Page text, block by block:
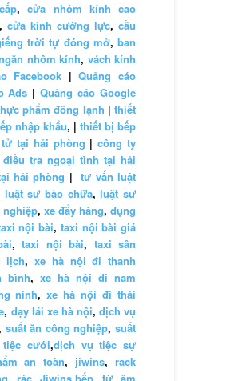
,cửa nhôm kính cao
, cửa kính cường lực, cầu
trời tự đóng mở,ban
nhôm kính, vách kính
Facebook |Quảng cáo
Ads |Quảng cáo Google
phẩm đông lạnh |thiết
nhập khẩu, | thiết bị bếp
tại hải phòng |công ty
điều tra ngoại tình tại hải
hải phòng |tư vấn luật
luật sư bào chữa,luật sư
nghiệp, xe đẩy hàng, dụng
nội bài, taxi nội bài giá
,taxi nội bài, taxi sân
lịch,xe hà nội đi thanh
bình, xe hà nội đi nam
ninh,xe hà nội đi thái
, dạy lái xe hà nội, dịch vụ
suất ăn công nghiệp,suất
cưới,dịch vụ tiệc sự
an toàn, jiwins,rack